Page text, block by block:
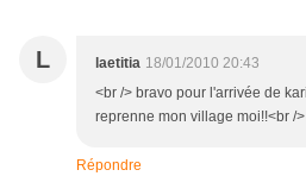
L laetitia 18/01/2010 20:43
<br /> bravo pour l'arrivée de
reprenne mon village moi!!<br /
Répondre